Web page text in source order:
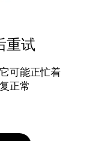
重试
可能正忙着
正常